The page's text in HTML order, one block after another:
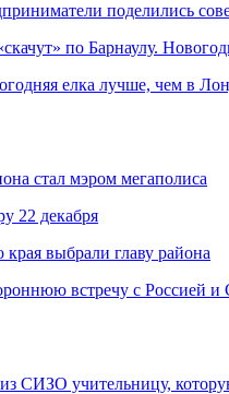
поделились
по Барнаулу.
елка лучше, чем в
стал мэром мегаполиса
22 декабря
выбрали главу района
встречу с Россией
СИЗО учительницу,